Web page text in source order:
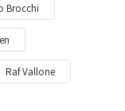
Brocchi
Raf Vallone